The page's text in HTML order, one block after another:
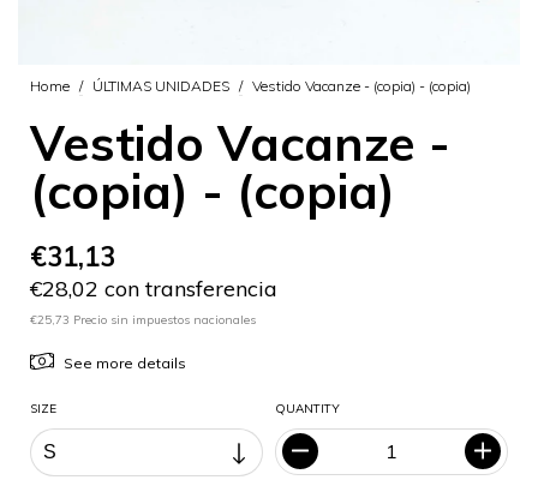
Home / ÚLTIMAS UNIDADES / Vestido Vacanze - (copia) - (copia)
Vestido Vacanze -
(copia) - (copia)
€31,13
€28,02 con transferencia
€25,73 Precio sin impuestos nacionales
See more details
SIZE QUANTITY